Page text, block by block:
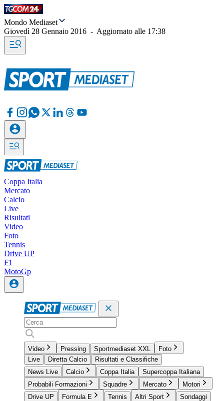
Mondo Mediaset
Giovedì 28 Gennaio 2016 - Aggiornato alle 17:38
Coppa Italia
Mercato
Calcio
Live
Risultati
Video
Foto
Tennis
Drive UP
F1
MotoGp
Video Pressing Sportmediaset XXL
Foto
Live
Diretta Calcio
Risultati e Classifiche
News Live
Calcio Coppa Italia
Supercoppa Italiana
Probabili Formazioni
Squadre Mercato
Motori
Drive UP
Formula E Tennis Altri Sport
Sondaggi